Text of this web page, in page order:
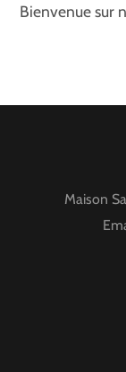
Bienvenue sur
Maison